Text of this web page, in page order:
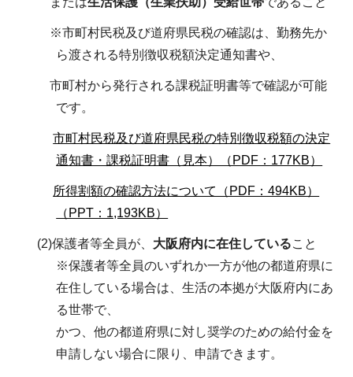
※市町村民税及び道府県民税の確認は、勤務先か
ら渡される特別徴収税額決定通知書や、
市町村から発行される課税証明書等で確認が可能
です。
市町村民税及び道府県民税の特別徴収税額の決定
通知書・課税証明書（見本）（PDF：177KB）
所得割額の確認方法について（PDF：494KB）
（PPT：1,193KB）
(2)保護者等全員が、 大阪府内に在住していること
※保護者等全員のいずれか一方が他の都道府県に
在住している場合は、生活の本拠が大阪府内にあ
る世帯で、
かつ、他の都道府県に対し奨学のための給付金を
申請しない場合に限り、申請できます。